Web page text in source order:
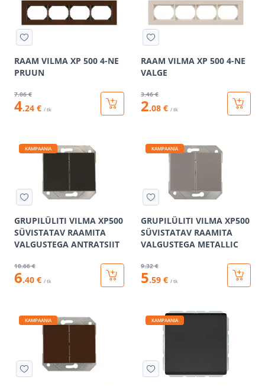
RAAM VILMA XP 500 4-NE
PRUUN
7.06 €
4.24 € / tk
RAAM VILMA XP 500 4-NE
VALGE
3.46 €
2.08 € / tk
KAMPAANIA
GRUPILÜLITI VILMA XP500
SÜVISTATAV RAAMITA
VALGUSTEGA ANTRATSIIT
10.66 €
6.40 € / tk
KAMPAANIA
GRUPILÜLITI VILMA XP500
SÜVISTATAV RAAMITA
VALGUSTEGA METALLIC
9.32 €
5.59 € / tk
KAMPAANIA KAMPAANIA